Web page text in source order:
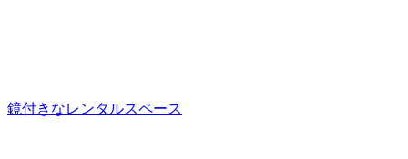
鏡付きなレンタルスペース